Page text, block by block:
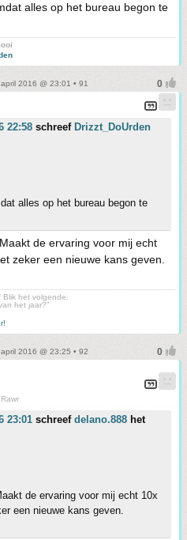
alles op het bureau begon te
2016 @ 23:01 • 91
22:58 schreef Drizzt_DoUrden
alles op het bureau begon te
de ervaring voor mij echt
zeker een nieuwe kans geven.
Blik het volgende:
het jaar?"
2016 @ 23:25 • 92
Rawr
23:01 schreef delano.888 het
de ervaring voor mij echt 10x
een nieuwe kans geven.